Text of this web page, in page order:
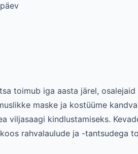
toimub iga aasta järel,
maske ja kostüüme
viljasaagi kindlustamiseks.
rahvalaulude ja -tantsudega